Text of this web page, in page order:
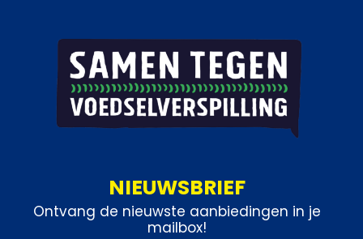
NIEUWSBRIEF
Ontvang de nieuwste aanbiedingen in je
mailbox!